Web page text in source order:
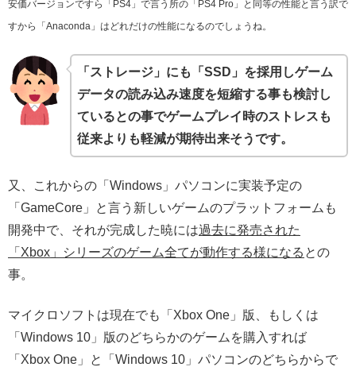
安価バージョンですら「PS4」で言う所の「PS4 Pro」と同等の性能と言う訳で
すから「Anaconda」はどれだけの性能になるのでしょうね。
「ストレージ」にも「SSD」を採用しゲーム
データの読み込み速度を短縮する事も検討し
ているとの事でゲームプレイ時のストレスも
従来よりも軽減が期待出来そうです。
又、これからの「Windows」パソコンに実装予定の
「GameCore」と言う新しいゲームのプラットフォームも
開発中で、それが完成した暁には過去に発売された
「Xbox」シリーズのゲーム全てが動作する様になる との
事。
マイクロソフトは現在でも「Xbox One」版、もしくは
「Windows 10」版のどちらかのゲームを購入すれば
「Xbox One」と「Windows 10」パソコンのどちらからで